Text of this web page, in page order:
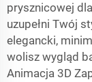
prysznicowej
uzupełni Twój
elegancki,
wolisz wygląd
Animacja 3D